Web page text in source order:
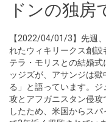
ドンの独房
【2022/04/01/3】先週
れたウィキリークス創
テラ・モリスとの結婚
ッジズが、アサンジは
る」と語っています。
攻とアフガニスタン侵
したため、米国からス